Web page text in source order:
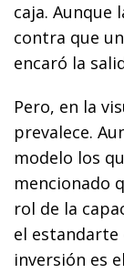
caja. Aunque
contra que
encaró la
Pero, en la
prevalece.
modelo los
mencionado
rol de la
el estandarte
inversión es